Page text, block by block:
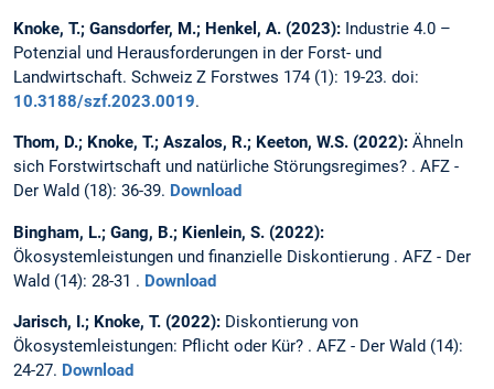
Knoke, T.; Gansdorfer, M.; Henkel, A. (2023): Industrie 4.0 –
Potenzial und Herausforderungen in der Forst- und
Landwirtschaft. Schweiz Z Forstwes 174 (1): 19-23. doi:
10.3188/szf.2023.0019.
Thom, D.; Knoke, T.; Aszalos, R.; Keeton, W.S. (2022): Ähneln
sich Forstwirtschaft und natürliche Störungsregimes? . AFZ -
Der Wald (18): 36-39. Download
Bingham, L.; Gang, B.; Kienlein, S. (2022):
Ökosystemleistungen und finanzielle Diskontierung . AFZ - Der
Wald (14): 28-31 . Download
Jarisch, I.; Knoke, T. (2022): Diskontierung von
Ökosystemleistungen: Pflicht oder Kür? . AFZ - Der Wald (14):
24-27. Download